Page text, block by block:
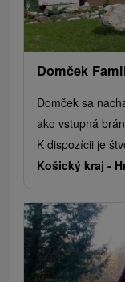
Domček
Domček sa
ako vstupná
K dispozícii je
Košický kraj -